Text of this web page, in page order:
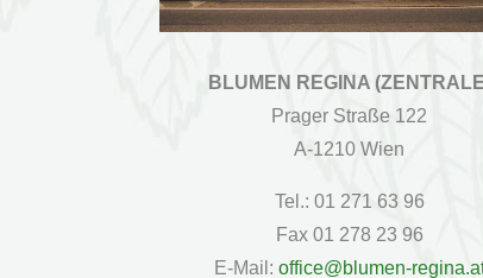
BLUMEN REGINA
Prager Straße 122
A-1210 Wien
Tel.: 01 271 63 96
Fax 01 278 23 96
E-Mail: office@blumen-